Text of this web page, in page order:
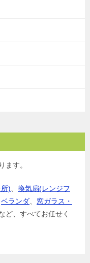
ます。
)、 換気扇(レンジフ
ベランダ、 窓ガラス・
ど、すべてお任せく